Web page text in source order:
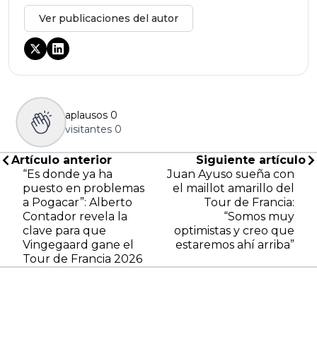
Ver publicaciones del autor
aplausos 0
visitantes 0
Artículo anterior
“Es donde ya ha
puesto en problemas
a Pogacar”: Alberto
Contador revela la
clave para que
Vingegaard gane el
Tour de Francia 2026
Siguiente artículo
Juan Ayuso sueña con
el maillot amarillo del
Tour de Francia:
“Somos muy
optimistas y creo que
estaremos ahí arriba”